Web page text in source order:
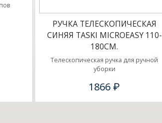
РУЧКА ТЕЛЕСКОПИЧЕСКАЯ
СИНЯЯ TASKI MICROEASY 110-
180СМ.
Телескопическая ручка для ручной
уборки
1866 ₽